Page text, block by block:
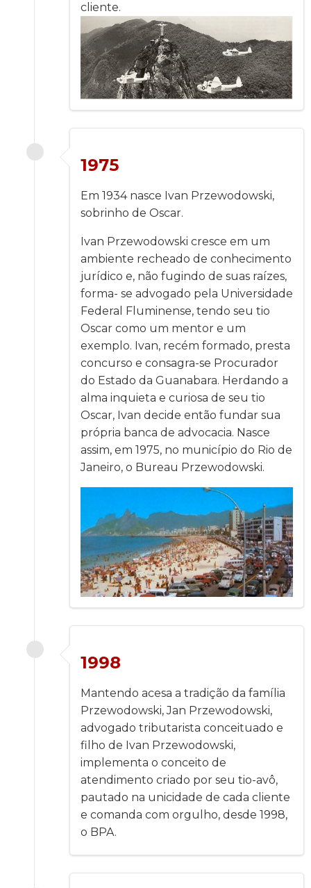
cliente.
1975
Em 1934 nasce Ivan Przewodowski,
sobrinho de Oscar.
Ivan Przewodowski cresce em um
ambiente recheado de conhecimento
jurídico e, não fugindo de suas raízes,
forma- se advogado pela Universidade
Federal Fluminense, tendo seu tio
Oscar como um mentor e um
exemplo. Ivan, recém formado, presta
concurso e consagra-se Procurador
do Estado da Guanabara. Herdando a
alma inquieta e curiosa de seu tio
Oscar, Ivan decide então fundar sua
própria banca de advocacia. Nasce
assim, em 1975, no município do Rio de
Janeiro, o Bureau Przewodowski.
1998
Mantendo acesa a tradição da família
Przewodowski, Jan Przewodowski,
advogado tributarista conceituado e
filho de Ivan Przewodowski,
implementa o conceito de
atendimento criado por seu tio-avô,
pautado na unicidade de cada cliente
e comanda com orgulho, desde 1998,
o BPA.